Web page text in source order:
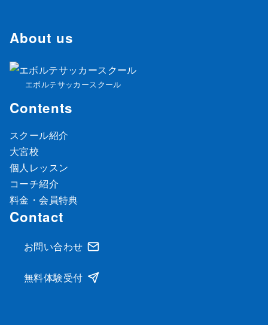
About us
エボルテサッカースクール
Contents
スクール紹介
大宮校
個人レッスン
コーチ紹介
料金・会員特典
Contact
お問い合わせ
無料体験受付